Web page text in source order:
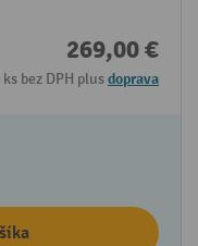
269,00 €
ks bez DPH plusdoprava